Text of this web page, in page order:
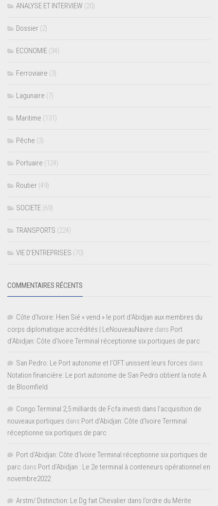
ANALYSE ET INTERVIEW (20)
Dossier (2)
ECONOMIE (34)
Ferroviaire (3)
Lagunaire (7)
Maritime (131)
Pêche (3)
Portuaire (124)
Routier (49)
SOCIETE (69)
TRANSPORTS (224)
VIE D’ENTREPRISES (70)
COMMENTAIRES RÉCENTS
Côte d'Ivoire: Hien Sié « vend » le port d'Abidjan aux membres du
corps diplomatique accrédités | LeNouveauNavire dans Port
d’Abidjan: Côte d’Ivoire Terminal réceptionne six portiques de parc
San Pedro: Le Port autonome et l’OFT unissent leurs forces dans
Notation financière: Le port autonome de San Pedro obtient la note A
de Bloomfield
Congo Terminal 2,5 milliards de Fcfa investi dans l’acquisition de
nouveaux portiques dans Port d’Abidjan: Côte d’Ivoire Terminal
réceptionne six portiques de parc
Port d'Abidjan: Côte d’Ivoire Terminal réceptionne six portiques de
parc dans Port d’Abidjan : Le 2e terminal à conteneurs opérationnel en
novembre2022
Arstm/ Distinction: Le Dg fait Chevalier dans l’ordre du Mérite